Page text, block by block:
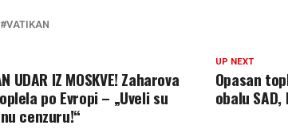
VATIKAN
UP NEXT
Opasan
obalu SAD,
UDAR IZ MOSKVE! Zaharova
po Evropi – „Uveli su
cenzuru!“